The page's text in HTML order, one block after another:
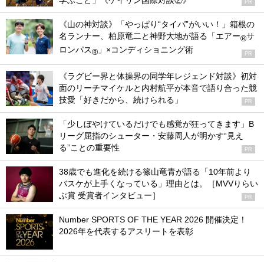
PR
《山の神対談》「やっぱり“タイパ”がいい！」箱根の
名ランナー、柏原竜二と神野大地が語る「エアー®サ
ロンパス® 」×コンディショニング術 PR
《ラグビー界と体操界の同学年レジェンド対談》初対
面のリーチマイケルと内村航平が本音で語り合った競
技愛「好きだから、続けられる」
PR
「少しぼやけているだけでも感覚が狂ってきます」B
リーグ屈指のシューター・安藤周人が明かす“見え
る”ことの重要性
PR
38歳でも進化を続ける篠山竜青が語る「10年前より
バスケが上手くなっている」理由とは。［MVVりらい
ぶ賞 受賞者インタビュー］
PR
Number SPORTS OF THE YEAR 2026 開催決定！
2026年を代表するアスリートを表彰